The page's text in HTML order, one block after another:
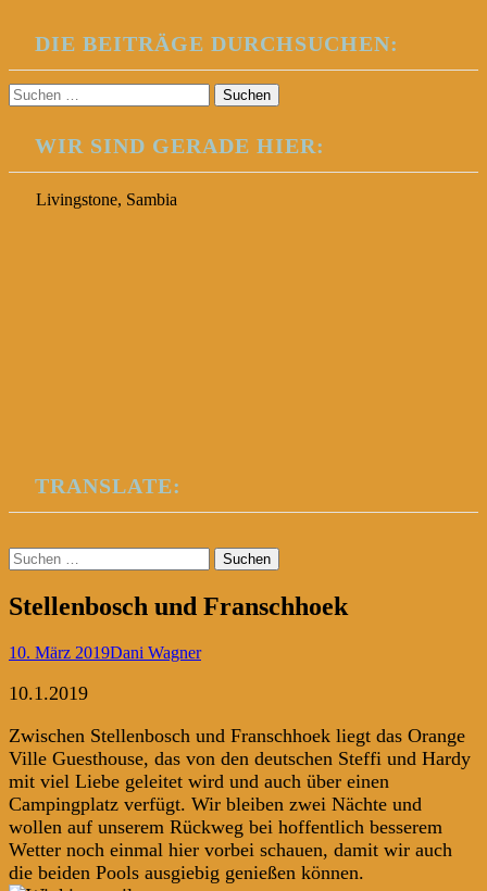
DIE BEITRÄGE DURCHSUCHEN:
Suchen
nach:
WIR SIND GERADE HIER:
Livingstone, Sambia
TRANSLATE:
Suchen
nach:
Stellenbosch und Franschhoek
10. März 2019Dani Wagner
10.1.2019
Zwischen Stellenbosch und Franschhoek liegt das Orange
Ville Guesthouse, das von den deutschen Steffi und Hardy
mit viel Liebe geleitet wird und auch über einen
Campingplatz verfügt. Wir bleiben zwei Nächte und
wollen auf unserem Rückweg bei hoffentlich besserem
Wetter noch einmal hier vorbei schauen, damit wir auch
die beiden Pools ausgiebig genießen können.